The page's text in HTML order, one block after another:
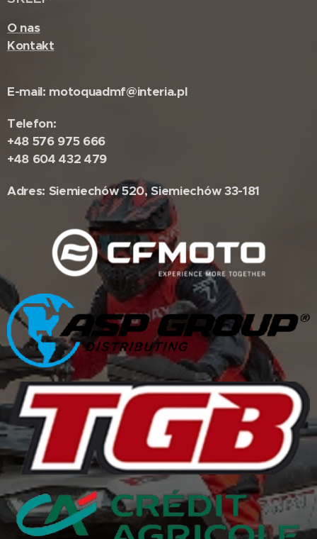
O nas
Kontakt
E-mail: motoquadmf@interia.pl
Telefon:
+48 576 975 666
+48 604 432 479
Adres: Siemiechów 520, Siemiechów 33-181